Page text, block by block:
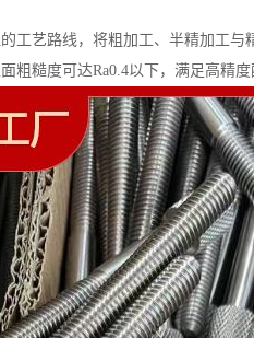
工艺路线，将粗加工、半精加工
粗糙度可达Ra0.4以下，满足高精度